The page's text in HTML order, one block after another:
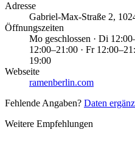
Adresse
Gabriel-Max-Straße 2,
Öffnungszeiten
Mo geschlossen · Di
12:00–21:00 · Fr
19:00
Webseite
ramenberlin.com
Fehlende Angaben? Daten
Weitere Empfehlungen